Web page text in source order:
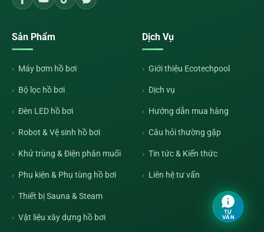
Sản Phẩm
Máy bơm hồ bơi
Bộ lọc hồ bơi
Đèn LED hồ bơi
Robot & Vệ sinh hồ bơi
Khử trùng & Điện phân muối
Phụ kiện & Phụ tùng hồ bơi
Thiết bị Sauna & Steam
Vật liệu xây dựng hồ bơi
Dịch Vụ
Giới thiệu Ecotechpool
Dịch vụ
Hướng dẫn mua hàng
Câu hỏi thường gặp
Tin tức & Kiến thức
Liên hệ tư vấn
TƯ
VẤN